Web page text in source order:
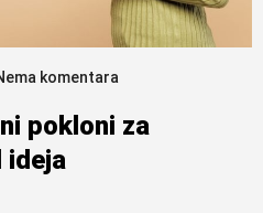
komentara
pokloni za
ideja